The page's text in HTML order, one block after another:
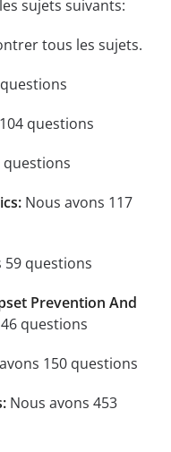
sujets suivants:
tous les sujets.
questions
questions
Nous avons 117
59 questions
Prevention And
questions
150 questions
Nous avons 453